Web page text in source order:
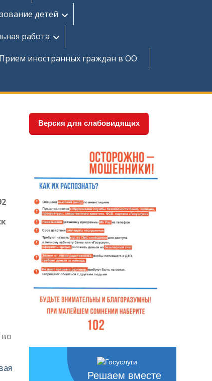
детей
работа
Прием иностранных граждан в ОО
Версия для слабовидящих
Решаем вместе